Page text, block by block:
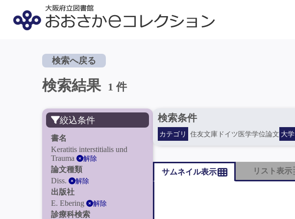
検索へ戻る
検索結果 1 件
絞込条件
書名
Keratitis interstitialis und
Trauma
解除
論文種類
Diss.
解除
出版社
E. Ebering
解除
診療科検索
検索条件
カテゴリ 住友文庫ドイツ医学学位論文 大学
サムネイル表示 リスト表示